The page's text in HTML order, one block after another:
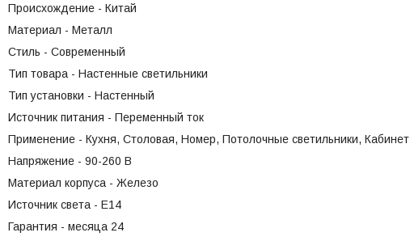
Происхождение - Китай
Материал - Металл
Стиль - Современный
Тип товара - Настенные светильники
Тип установки - Настенный
Источник питания - Переменный ток
Применение - Кухня, Столовая, Номер, Потолочные светильники, Кабинет
Напряжение - 90-260 В
Материал корпуса - Железо
Источник света - Е14
Гарантия - месяца 24